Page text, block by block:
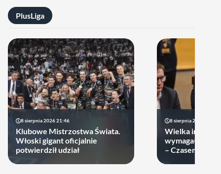
PlusLiga
8 sierpnia 2026 21:46
Klubowe Mistrzostwa Świata.
Włoski gigant oficjalnie
potwierdził udział
8 sierpnia 2026 19:22
Wielka impreza
wymagała
– Czasem